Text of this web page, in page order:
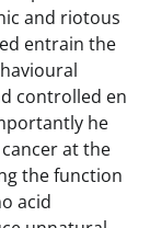
and riotous
entrain the
controlled en
he
at the
the function
acid